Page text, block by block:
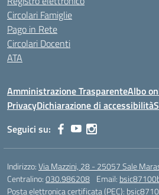
Circolari Famiglie
Pago in Rete
Circolari Docenti
ATA
Amministrazione TrasparenteAlbo
PrivacyDichiarazione di accessibilità
Seguici su:
Indirizzo:Via Mazzini, 28 - 25057 Sale
Centralino:030.986208 Email:
Posta elettronica certificata (PEC):